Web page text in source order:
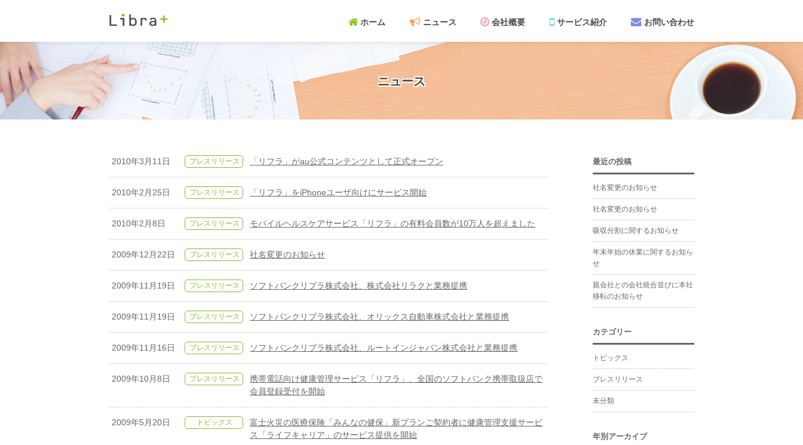
ホーム ニュース 会社概要 サービス紹介 お問い合わせ
ニュース
2010年3月11日 プレスリリース 「リフラ」がau公式コンテンツとして正式オープン
2010年2月25日 プレスリリース 「リフラ」をiPhoneユーザ向けにサービス開始
2010年2月8日 プレスリリース モバイルヘルスケアサービス「リフラ」の有料会員数が10万人を超えました
2009年12月22日 プレスリリース 社名変更のお知らせ
2009年11月19日 プレスリリース ソフトバンクリブラ株式会社、株式会社リラクと業務提携
2009年11月19日 プレスリリース ソフトバンクリブラ株式会社、オリックス自動車株式会社と業務提携
2009年11月16日 プレスリリース ソフトバンクリブラ株式会社、ルートインジャパン株式会社と業務提携
2009年10月8日 プレスリリース
携帯電話向け健康管理サービス「リフラ」、全国のソフトバンク携帯取扱店で
会員登録受付を開始
2009年5月20日 トピックス
富士火災の医療保険「みんなの健保」新プランご契約者に健康管理支援サービ
ス「ライフキャリア」のサービス提供を開始
最近の投稿
社名変更のお知らせ
社名変更のお知らせ
吸収分割に関するお知らせ
年末年始の休業に関するお知ら
せ
親会社との会社統合並びに本社
移転のお知らせ
カテゴリー
トピックス
プレスリリース
未分類
年別アーカイブ